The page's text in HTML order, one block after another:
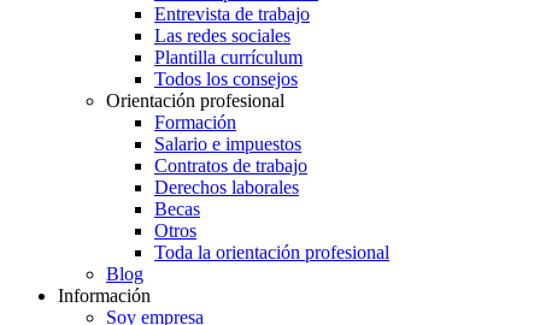
Entrevista de trabajo
Las redes sociales
Plantilla currículum
Todos los consejos
Orientación profesional
Formación
Salario e impuestos
Contratos de trabajo
Derechos laborales
Becas
Otros
Toda la orientación profesional
Blog
Información
Soy empresa